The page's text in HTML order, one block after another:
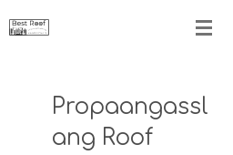
Propaangassl
ang Roof